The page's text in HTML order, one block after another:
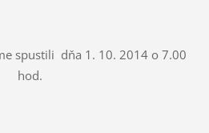
spustili dňa 1. 10. 2014 o 7.00
hod.